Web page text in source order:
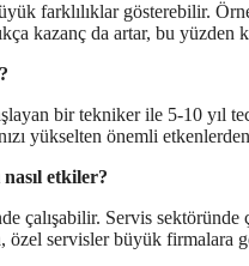
farklılıklar gösterebilir.
kazanç da artar, bu
bir tekniker ile 5-10 yıl
yükselten önemli
etkiler?
çalışabilir. Servis
servisler büyük firmalara